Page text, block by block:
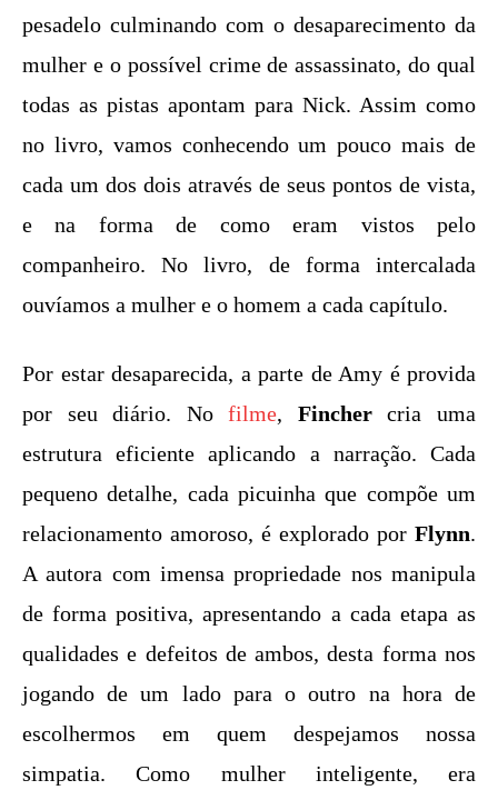
pesadelo culminando com o desaparecimento da
mulher e o possível crime de assassinato, do qual
todas as pistas apontam para Nick. Assim como
no livro, vamos conhecendo um pouco mais de
cada um dos dois através de seus pontos de vista,
e na forma de como eram vistos pelo
companheiro. No livro, de forma intercalada
ouvíamos a mulher e o homem a cada capítulo.
Por estar desaparecida, a parte de Amy é provida
por seu diário. Nofilme, Finchercria uma
estrutura eficiente aplicando a narração. Cada
pequeno detalhe, cada picuinha que compõe um
relacionamento amoroso, é explorado por Flynn.
A autora com imensa propriedade nos manipula
de forma positiva, apresentando a cada etapa as
qualidades e defeitos de ambos, desta forma nos
jogando de um lado para o outro na hora de
escolhermos em quem despejamos nossa
simpatia. Como mulher inteligente, era